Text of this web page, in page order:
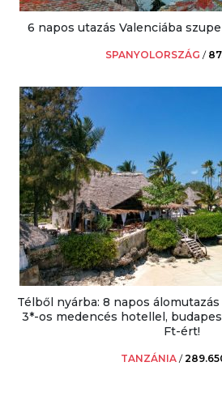
6 napos utazás Valenciába
SPANYOLORSZÁG /
Télből nyárba: 8 napos
3*-os medencés hotellel,
Ft-ért!
TANZÁNIA /